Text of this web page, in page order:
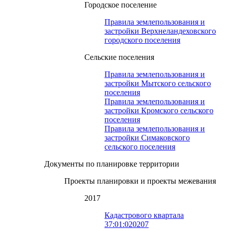
Городское поселение
Правила землепользования и
застройки Верхнеландеховского
городского поселения
Сельские поселения
Правила землепользования и
застройки Мытского сельского
поселения
Правила землепользования и
застройки Кромского сельского
поселения
Правила землепользования и
застройки Симаковского
сельского поселения
Документы по планировке территории
Проекты планировки и проекты межевания
2017
Кадастрового квартала
37:01:020207